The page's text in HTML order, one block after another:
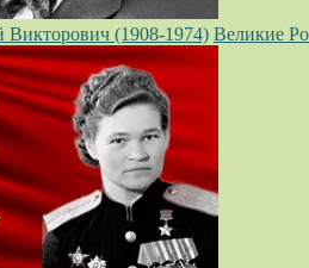
Викторович (1908-1974) Великие